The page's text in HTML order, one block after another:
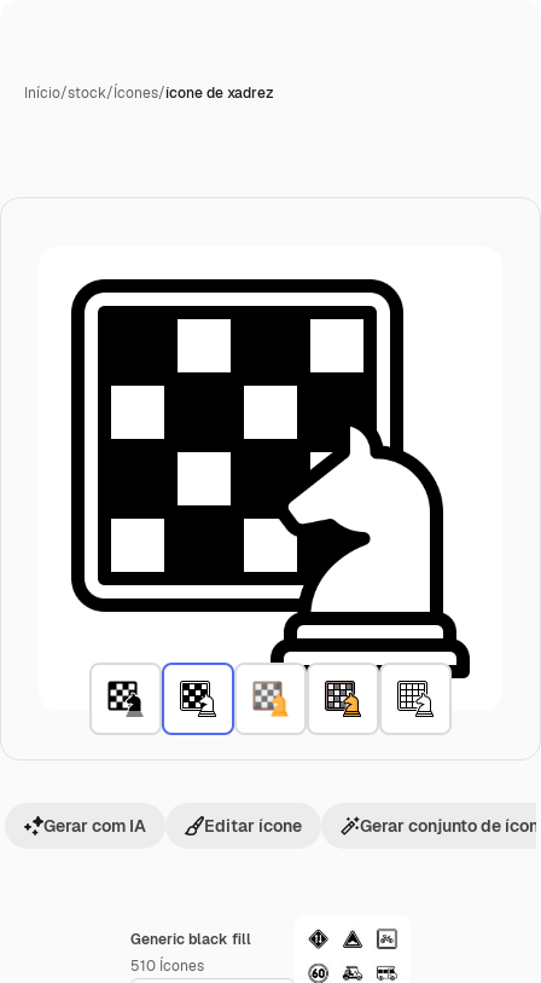
Início/stock/Ícones/ícone de xadrez
Generic black fill
510 Ícones
Gerar com IA Editar ícone Gerar conjunto de